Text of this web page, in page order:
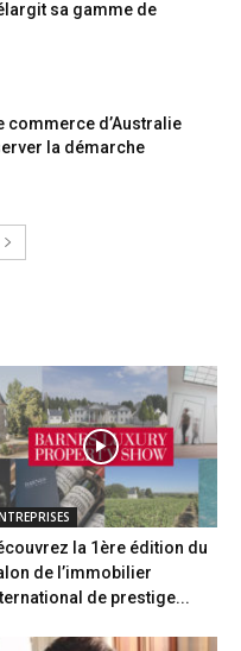
sa gamme de
commerce d’Australie
la démarche
la 1ère édition du
de l’immobilier
de prestige...